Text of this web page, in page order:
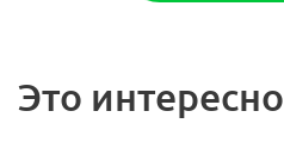
Это интересно